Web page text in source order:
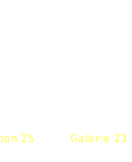
25 Galerie 23